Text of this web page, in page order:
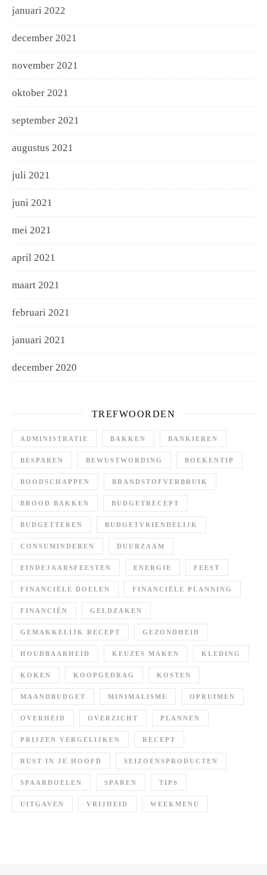
januari 2022
december 2021
november 2021
oktober 2021
september 2021
augustus 2021
juli 2021
juni 2021
mei 2021
april 2021
maart 2021
februari 2021
januari 2021
december 2020
TREFWOORDEN
ADMINISTRATIE BAKKEN BANKIEREN
BESPAREN BEWUSTWORDING BOEKENTIP
BOODSCHAPPEN BRANDSTOFVERBRUIK
BROOD BAKKEN BUDGETRECEPT
BUDGETTEREN BUDGETVRIENDELIJK
CONSUMINDEREN DUURZAAM
EINDEJAARSFEESTEN ENERGIE FEEST
FINANCIËLE DOELEN FINANCIËLE PLANNING
FINANCIËN GELDZAKEN
GEMAKKELIJK RECEPT GEZONDHEID
HOUDBAARHEID KEUZES MAKEN KLEDING
KOKEN KOOPGEDRAG KOSTEN
MAANDBUDGET MINIMALISME OPRUIMEN
OVERHEID OVERZICHT PLANNEN
PRIJZEN VERGELIJKEN RECEPT
RUST IN JE HOOFD SEIZOENSPRODUCTEN
SPAARDOELEN SPAREN TIPS
UITGAVEN VRIJHEID WEEKMENU